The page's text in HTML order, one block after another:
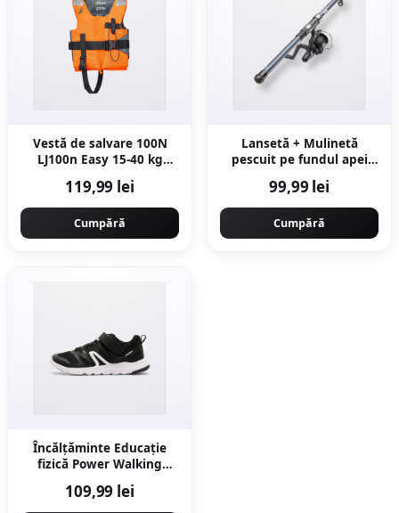
Vestă de salvare 100N
LJ100n Easy 15-40 kg
119,99 lei
Cumpără
Lansetă + Mulinetă
pescuit pe fundul apei
2.40
99,99 lei
Cumpără
Încălțăminte Educație
fizică Power Walking
109,99 lei